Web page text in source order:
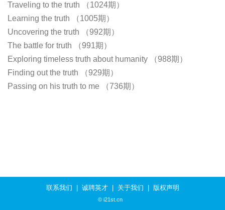
Traveling to the truth （1024期）
Learning the truth （1005期）
Uncovering the truth （992期）
The battle for truth （991期）
Exploring timeless truth about humanity （988期）
Finding out the truth （929期）
Passing on his truth to me （736期）
联系我们 诚聘英才| 关于我们 版权声明
© i21st.cn